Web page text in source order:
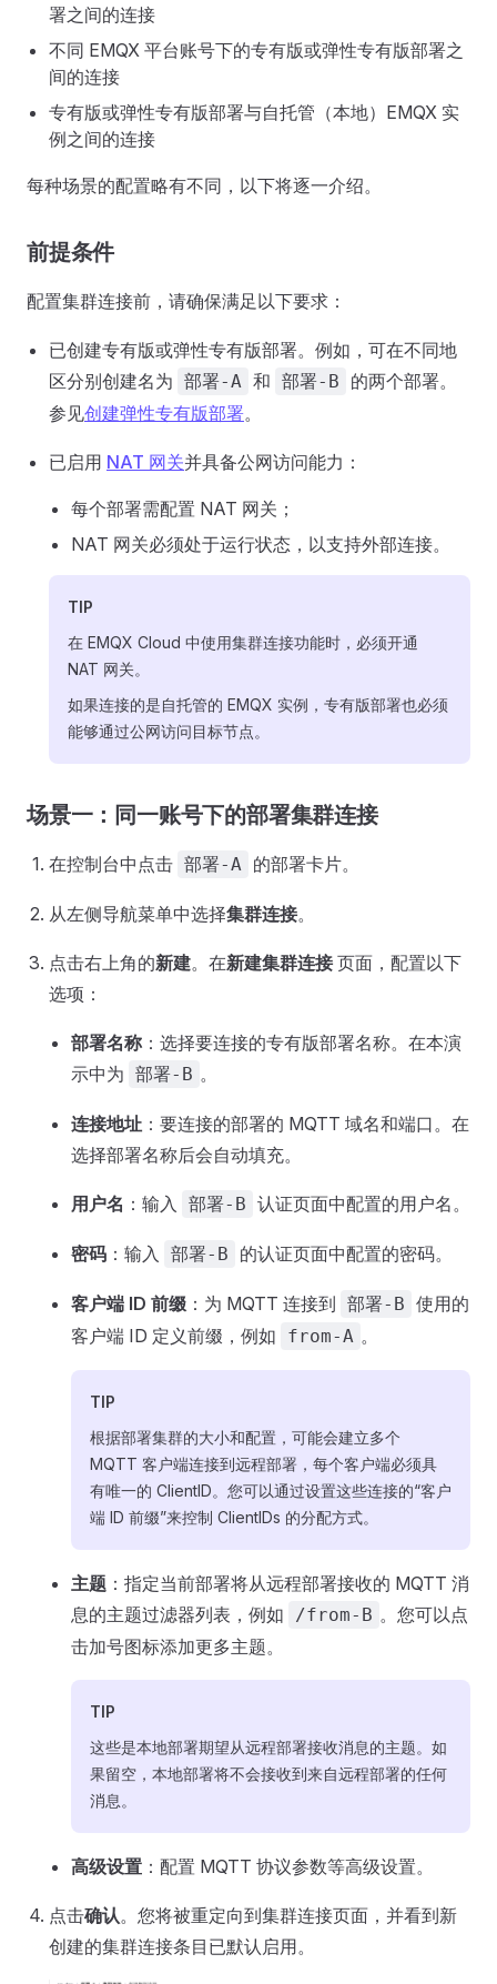
署之间的连接
不同 EMQX 平台账号下的专有版或弹性专有版部署之
间的连接
专有版或弹性专有版部署与自托管（本地）EMQX 实
例之间的连接
每种场景的配置略有不同，以下将逐一介绍。
前提条件
配置集群连接前，请确保满足以下要求：
已创建专有版或弹性专有版部署。例如，可在不同地
区分别创建名为 部署-A 和 部署-B
的两个部署。
参见创建弹性专有版部署。
已启用 NAT 网关并具备公网访问能力：
每个部署需配置 NAT 网关；
NAT 网关必须处于运行状态，以支持外部连接。
TIP
在 EMQX Cloud 中使用集群连接功能时，必须开通
NAT 网关。
如果连接的是自托管的 EMQX 实例，专有版部署也必须
能够通过公网访问目标节点。
场景一：同一账号下的部署集群连接
在控制台中点击 部署-A 的部署卡片。
从左侧导航菜单中选择集群连接。
点击右上角的新建。在新建集群连接页面，配置以下
选项：
部署名称 ：选择要连接的专有版部署名称。在本演
示中为 部署-B 。
连接地址 ：要连接的部署的 MQTT 域名和端口。在
选择部署名称后会自动填充。
用户名 ：输入 部署-B 认证页面中配置的用户名。
密码 ：输入 部署-B 的认证页面中配置的密码。
客户端 ID 前缀 ：为 MQTT 连接到 部署-B 使用的
客户端 ID 定义前缀，例如
from-A 。
TIP
根据部署集群的大小和配置，可能会建立多个
MQTT 客户端连接到远程部署，每个客户端必须具
有唯一的 ClientID。您可以通过设置这些连接的“客户
端 ID 前缀”来控制 ClientIDs 的分配方式。
主题 ：指定当前部署将从远程部署接收的 MQTT 消
息的主题过滤器列表，例如
/from-B 。您可以点
击加号图标添加更多主题。
TIP
这些是本地部署期望从远程部署接收消息的主题。如
果留空，本地部署将不会接收到来自远程部署的任何
消息。
高级设置 ：配置 MQTT 协议参数等高级设置。
点击确认。您将被重定向到集群连接页面，并看到新
创建的集群连接条目已默认启用。